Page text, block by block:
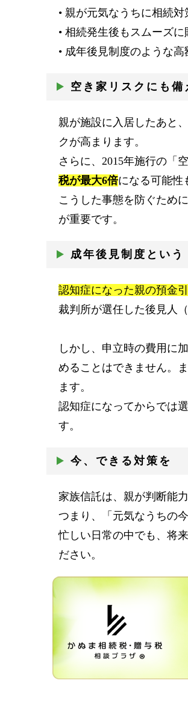
• 親が元気なうちに相続
• 相続発生後もスムーズ
• 成年後見制度のような
空き家リスクにも備
親が施設に入居したあと
クが高まります。
さらに、2015年施行の「
税が最大6倍になる可能性
こうした事態を防ぐため
が重要です。
成年後見制度という
認知症になった親の預金
裁判所が選任した後見人
しかし、申立時の費用に
めることはできません。
ます。
認知症になってからでは
す。
今、できる対策を
家族信託は、親が判断能
つまり、「元気なうちの
忙しい日常の中でも、将
ださい。